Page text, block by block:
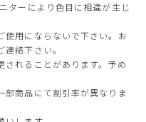
ターにより色目に相違が生じ
使用にならないで下さい。お
絡下さい。
されることがあります。予め
部商品にて割引率が異なりま